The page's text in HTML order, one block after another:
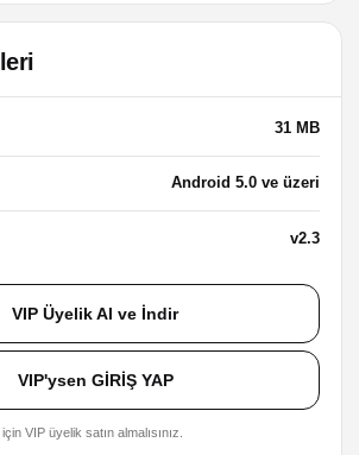
31 MB
Android 5.0 ve üzeri
v2.3
VIP Üyelik Al ve İndir
VIP'ysen GİRİŞ YAP
VIP üyelik satın almalısınız.